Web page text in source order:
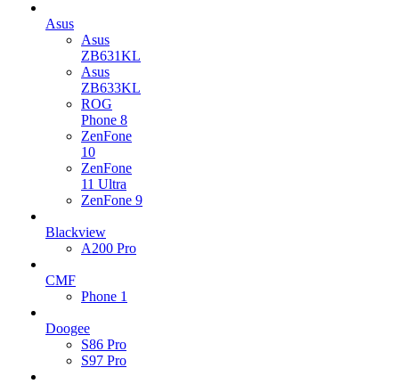
Asus
Asus
ZB631KL
Asus
ZB633KL
ROG
Phone 8
ZenFone
10
ZenFone
11 Ultra
ZenFone 9
Blackview
A200 Pro
CMF
Phone 1
Doogee
S86 Pro
S97 Pro